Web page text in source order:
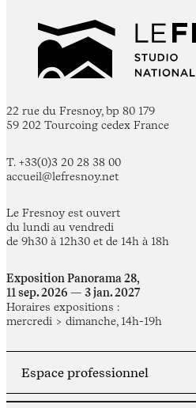
22 rue du Fresnoy, bp 80 179
59 202 Tourcoing cedex France
T. +33(0)3 20 28 38 00
accueil@lefresnoy.net
Le Fresnoy est ouvert
du lundi au vendredi
de 9h30 à 12h30 et de 14h à 18h
Exposition Panorama 28,
11 sep. 2026 — 3 jan. 2027
Horaires expositions :
mercredi > dimanche, 14h-19h